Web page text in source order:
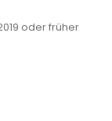
oder früher